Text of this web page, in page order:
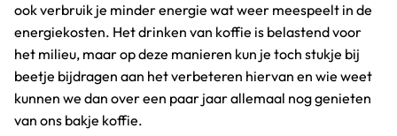
ook verbruik je minder energie wat weer meespeelt in de
energiekosten. Het drinken van koffie is belastend voor
het milieu, maar op deze manieren kun je toch stukje bij
beetje bijdragen aan het verbeteren hiervan en wie weet
kunnen we dan over een paar jaar allemaal nog genieten
van ons bakje koffie.